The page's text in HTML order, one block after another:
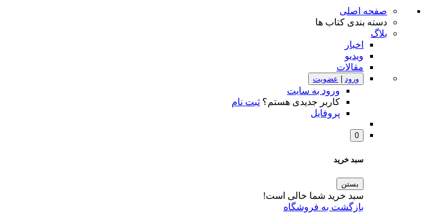
صفحه اصلی
دسته بندی کتاب ها
بلاگ
اخبار
ویدیو
مقالات
ورود عضویت
ورود به سایت
کاربر جدیدی هستم؟ ثبت نام
پروفایل
0
سبد خرید
بستن
سبد خرید شما خالی است!
بازگشت به فروشگاه